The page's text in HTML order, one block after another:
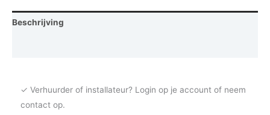
Beschrijving
✓ Verhuurder of installateur? Login op je account of neem
contact op.